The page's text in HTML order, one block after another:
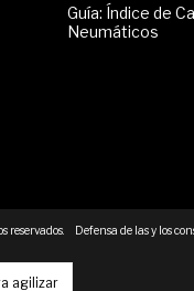
agilizar
Guía: Índice de
Neumáticos
reservados. Defensa de las y los